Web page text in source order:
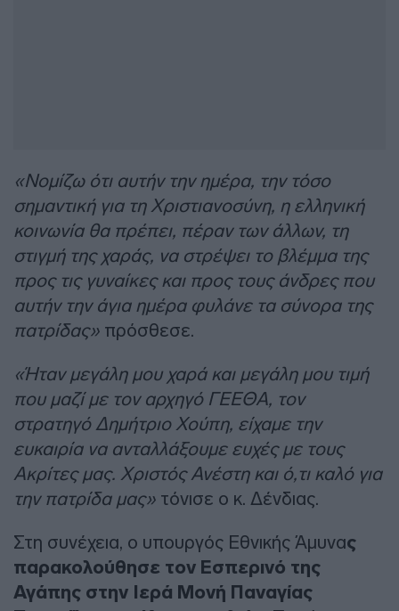
«Νομίζω ότι αυτήν την ημέρα, την τόσο
σημαντική για τη Χριστιανοσύνη, η ελληνική
κοινωνία θα πρέπει, πέραν των άλλων, τη
στιγμή της χαράς, να στρέψει το βλέμμα της
προς τις γυναίκες και προς τους άνδρες που
αυτήν την άγια ημέρα φυλάνε τα σύνορα της
πατρίδας» πρόσθεσε.
«Ήταν μεγάλη μου χαρά και μεγάλη μου τιμή
που μαζί με τον αρχηγό ΓΕΕΘΑ, τον
στρατηγό Δημήτριο Χούπη, είχαμε την
ευκαιρία να ανταλλάξουμε ευχές με τους
Ακρίτες μας. Χριστός Ανέστη και ό,τι καλό για
την πατρίδα μας» τόνισε ο κ. Δένδιας.
Στη συνέχεια, ο υπουργός Εθνικής Άμυνας
παρακολούθησε τον Εσπερινό της
Αγάπης στην Ιερά Μονή Παναγίας